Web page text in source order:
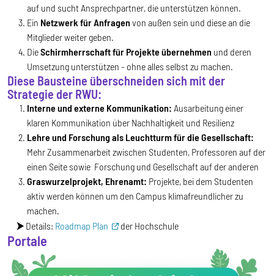
auf und sucht Ansprechpartner, die unterstützen können.
Ein Netzwerk für Anfragen von außen sein und diese an die
Mitglieder weiter geben.
DieSchirmherrschaft für Projekte übernehmen und deren
Umsetzung unterstützen - ohne alles selbst zu machen.
Diese Bausteine überschneiden sich mit der
Strategie der RWU:
Interne und externe Kommunikation: Ausarbeitung einer
klaren Kommunikation über Nachhaltigkeit und Resilienz
Lehre und Forschung als Leuchtturm für die Gesellschaft:
Mehr Zusammenarbeit zwischen Studenten, Professoren auf der
einen Seite sowie Forschung und Gesellschaft auf der anderen
Graswurzelprojekt, Ehrenamt: Projekte, bei dem Studenten
aktiv werden können um den Campus klimafreundlicher zu
machen.
⮞ Details: Roadmap Plan der Hochschule
Portale